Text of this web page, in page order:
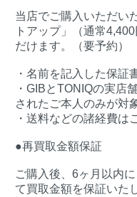
当店でご購入いただい
トアップ」（通常
だけます。（要予約）
・名前を記入した保証
・GIBとTONIQの実店
されたご本人のみが対
・送料などの諸経費は
●再買取金額保証
ご購入後、6ヶ月以内
て買取金額を保証いた